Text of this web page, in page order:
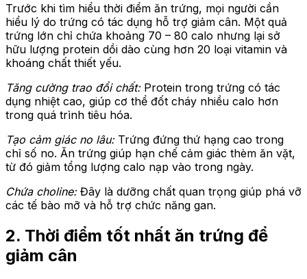
Trước khi tìm hiểu thời điểm ăn trứng, mọi người cần
hiểu lý do trứng có tác dụng hỗ trợ giảm cân. Một quả
trứng lớn chỉ chứa khoảng 70 – 80 calo nhưng lại sở
hữu lượng protein dồi dào cùng hơn 20 loại vitamin và
khoáng chất thiết yếu.
Tăng cường trao đổi chất:Protein trong trứng có tác
dụng nhiệt cao, giúp cơ thể đốt cháy nhiều calo hơn
trong quá trình tiêu hóa.
Tạo cảm giác no lâu: Trứng đứng thứ hạng cao trong
chỉ số no. Ăn trứng giúp hạn chế cảm giác thèm ăn vặt,
từ đó giảm tổng lượng calo nạp vào trong ngày.
Chứa choline:Đây là dưỡng chất quan trọng giúp phá vỡ
các tế bào mỡ và hỗ trợ chức năng gan.
2. Thời điểm tốt nhất ăn trứng để
giảm cân